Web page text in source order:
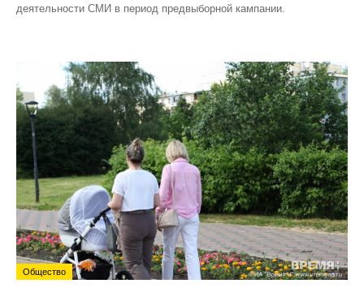
деятельности СМИ в период предвыборной кампании.
Общество